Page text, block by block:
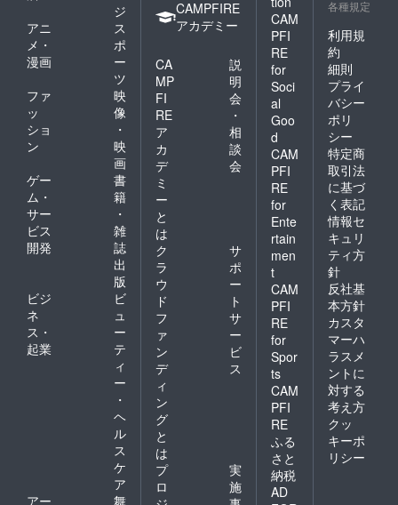
ジ
アニ
メ・
漫画
ス
ポ
ー
ツ
ファ
ッ
ショ
ン
映
像
・
映
画
ゲー
ム・
サー
ビス
開発
書
籍
・
雑
誌
出
版
ビジ
ネ
ス・
起業
ビ
ュ
ー
テ
ィ
ー
・
ヘ
ル
ス
ケ
ア
アー
舞
CAMPFIRE
アカデミー
CA
MP
FI
RE
ア
カ
デ
ミ
ー
と
は
説
明
会
・
相
談
会
ク
ラ
ウ
ド
フ
ァ
ン
デ
ィ
ン
グ
と
は
サ
ポ
ー
ト
サ
ー
ビ
ス
プ
ロ
実
施
CAM
PFI
RE
for
Soci
al
Goo
d
CAM
PFI
RE
for
Ente
rtain
men
t
CAM
PFI
RE
for
Spor
ts
CAM
PFI
RE
ふる
さと
納税
AD
各種規定
利用規
約
細則
プライ
バシー
ポリ
シー
特定商
取引法
に基づ
く表記
情報セ
キュリ
ティ方
針
反社基
本方針
カスタ
マーハ
ラスメ
ントに
対する
考え方
クッ
キーポ
リシー